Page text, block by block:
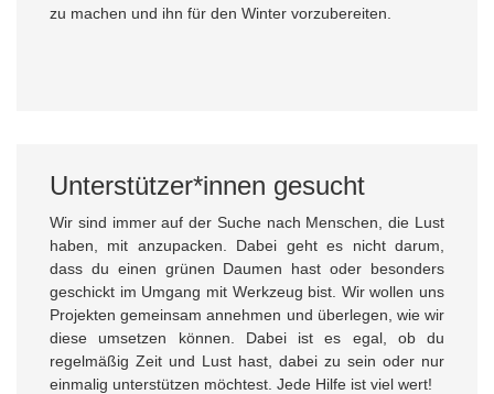
zu machen und ihn für den Winter vorzubereiten.
Unterstützer*innen gesucht
Wir sind immer auf der Suche nach Menschen, die Lust
haben, mit anzupacken. Dabei geht es nicht darum,
dass du einen grünen Daumen hast oder besonders
geschickt im Umgang mit Werkzeug bist. Wir wollen uns
Projekten gemeinsam annehmen und überlegen, wie wir
diese umsetzen können. Dabei ist es egal, ob du
regelmäßig Zeit und Lust hast, dabei zu sein oder nur
einmalig unterstützen möchtest. Jede Hilfe ist viel wert!